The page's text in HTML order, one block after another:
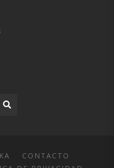
CONTACTO